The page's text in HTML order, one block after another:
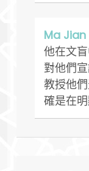
Ma
他在文
對他們
教授他
確是在明